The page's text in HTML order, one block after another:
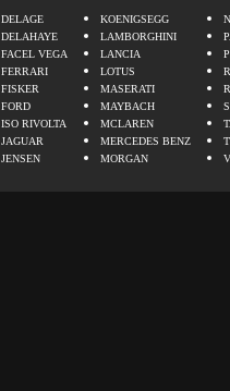
DELAGE
DELAHAYE
FACEL VEGA
FERRARI
FISKER
FORD
ISO RIVOLTA
JAGUAR
JENSEN
KOENIGSEGG
LAMBORGHINI
LANCIA
LOTUS
MASERATI
MAYBACH
MCLAREN
MERCEDES BENZ
MORGAN